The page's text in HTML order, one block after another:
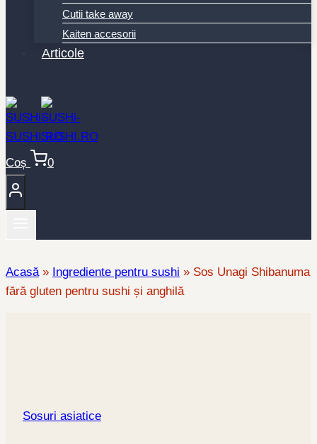
Cutii take away
Kaiten accesorii
Articole
Coș 0
Acasă» Ingrediente pentru sushi » Sos Unagi Shibanuma
fără gluten pentru sushi și anghilă
Sosuri asiatice